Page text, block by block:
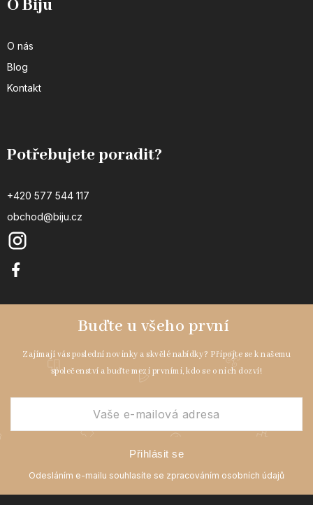
O Biju
O nás
Blog
Kontakt
Potřebujete poradit?
+420 577 544 117
obchod@biju.cz
Přihlásit se